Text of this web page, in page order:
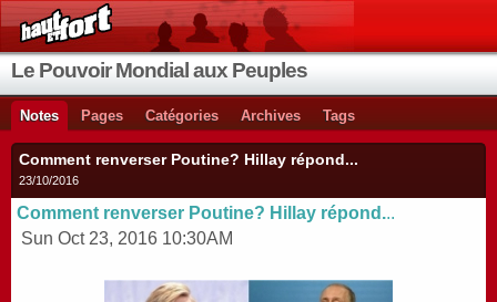
Le Pouvoir Mondial aux Peuples
Notes Pages Catégories Archives Tags
Comment renverser Poutine? Hillay répond...
23/10/2016
Comment renverser Poutine? Hillay répond...
Sun Oct 23, 2016 10:30AM